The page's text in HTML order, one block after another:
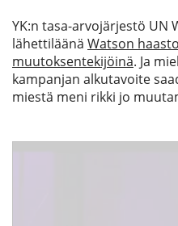
YK:n tasa-arvojärjestö UN
lähettiläänä Watson
muutoksentekijöinä. Ja
kampanjan alkutavoite
miestä meni rikki jo